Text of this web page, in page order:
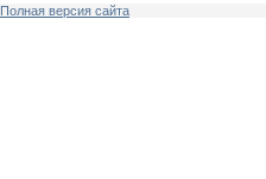
Полная версия сайта